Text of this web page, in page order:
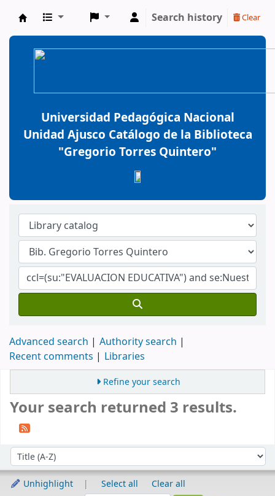
BiblioGTQ
Search history Clear
Universidad Pedagógica Nacional
Unidad Ajusco Catálogo de la Biblioteca
"Gregorio Torres Quintero"
Advanced search
Authority search
Recent comments
Libraries
Refine your search
Your search returned 3 results.
Sort by:
Unhighlight Select all
Clear all